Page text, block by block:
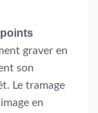
graver en
son
Le tramage
en